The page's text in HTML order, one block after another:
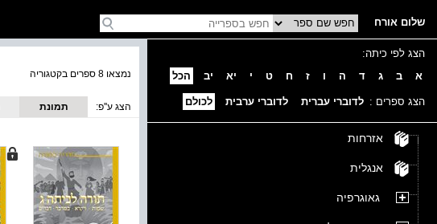
שלום אורח
הצג לפי כיתה:
א
ב ג ד ה ו ז ח ט י יא יב הכל
הצג ספרים : לדוברי עברית לדוברי ערבית לכולם
אזרחות
אנגלית
גאוגרפיה
נמצאו 8 ספרים בקטגוריה
הצג ע''פ:
תמונת